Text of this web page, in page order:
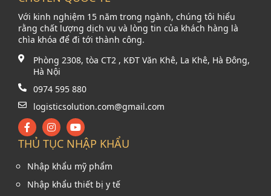
Với kinh nghiệm 15 năm trong ngành, chúng tôi hiểu
rằng chất lượng dịch vụ và lòng tin của khách hàng là
chìa khóa để đi tới thành công.
Phòng 2308, tòa CT2 , KĐT Văn Khê, La Khê, Hà Đông,
Hà Nội
0974 595 880
logisticsolution.com@gmail.com
THỦ TỤC NHẬP KHẨU
Nhập khẩu mỹ phẩm
Nhập khẩu thiết bị y tế